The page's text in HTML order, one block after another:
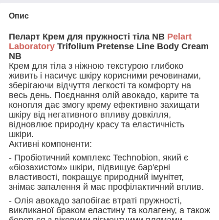
Опис
Пеларт Крем для пружності тіла NB Pelart
Laboratory Trifolium Pretense Line Body Cream
NB
Крем для тіла з ніжною текстурою глибоко
живить і насичує шкіру корисними речовинами,
зберігаючи відчуття легкості та комфорту на
весь день. Поєднання олій авокадо, карите та
конопля дає змогу крему ефективно захищати
шкіру від негативного впливу довкілля,
відновлює природну красу та еластичність
шкіри.
Активні компоненти:
- Пробіотичний комплекс Technobion, який є
«біозахистом» шкіри, підвищує бар'єрні
властивості, покращує природний імунітет,
знімає запалення й має профілактичний вплив.
- Олія авокадо запобігає втраті пружності,
викликаної браком еластину та колагену, а також